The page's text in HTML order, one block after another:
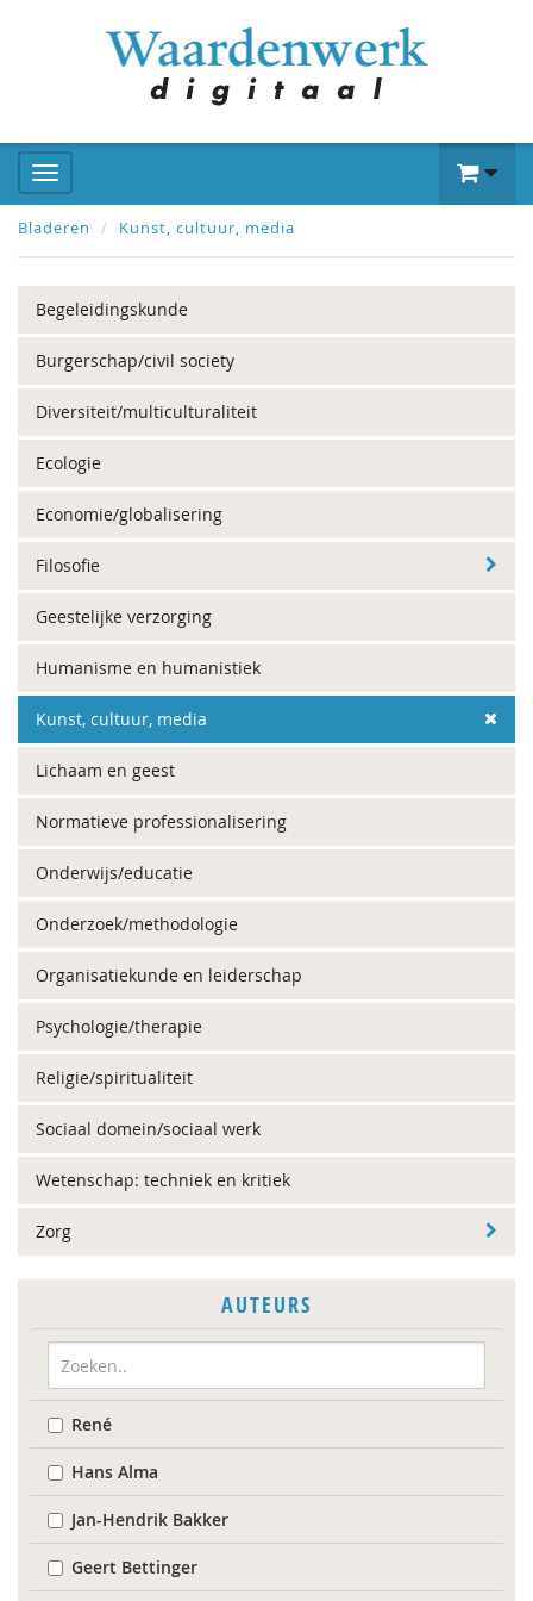
Bladeren Kunst, cultuur, media
Begeleidingskunde
Burgerschap/civil society
Diversiteit/multiculturaliteit
Ecologie
Economie/globalisering
Filosofie
Geestelijke verzorging
Humanisme en humanistiek
Kunst, cultuur, media
Lichaam en geest
Normatieve professionalisering
Onderwijs/educatie
Onderzoek/methodologie
Organisatiekunde en leiderschap
Psychologie/therapie
Religie/spiritualiteit
Sociaal domein/sociaal werk
Wetenschap: techniek en kritiek
Zorg
AUTEURS
René
Hans Alma
Jan-Hendrik Bakker
Geert Bettinger